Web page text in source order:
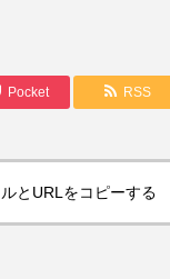
Pocket RSS
とURLをコピーする